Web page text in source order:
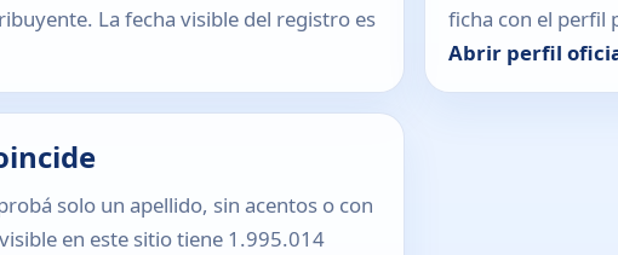
La fecha visible del registro es
ficha con el perfil
Abrir perfil
solo un apellido, sin acentos o con
en este sitio tiene 1.995.014